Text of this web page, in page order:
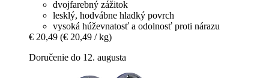
dvojfarebný zážitok
lesklý, hodvábne hladký povrch
vysoká húževnatosť a odolnosť proti nárazu
€ 20,49 (€ 20,49 / kg)
Doručenie do 12. augusta